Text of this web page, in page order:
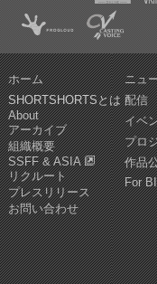
ホーム
SHORTSHORTSとは
About
アーカイブ
組織概要
SSFF & ASIA
リクルート
プレスリリース
お問い合わせ
ニュ
配信
イベ
プロ
作品
For